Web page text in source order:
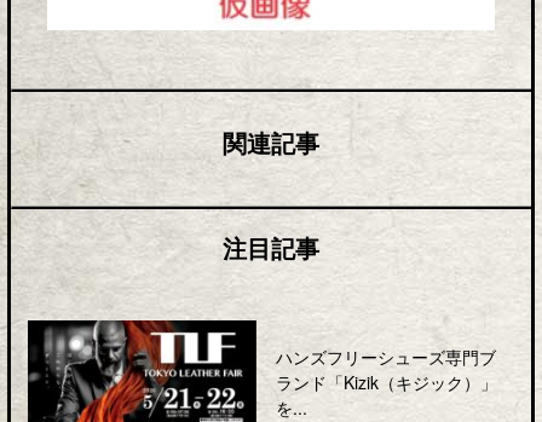
関連記事
注目記事
ハンズフリーシューズ専門ブ
ランド「Kizik（キジック）」
を...